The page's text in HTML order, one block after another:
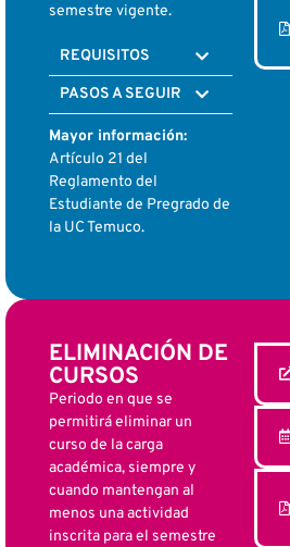
semestre vigente.
REQUISITOS
PASOS A SEGUIR
Mayor información:
Artículo 21 del
Reglamento del
Estudiante de Pregrado de
la UC Temuco.
ELIMINACIÓN DE
CURSOS
Periodo en que se
permitirá eliminar un
curso de la carga
académica, siempre y
cuando mantengan al
menos una actividad
inscrita para el semestre